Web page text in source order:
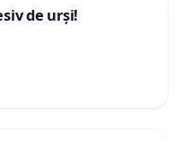
de urși!